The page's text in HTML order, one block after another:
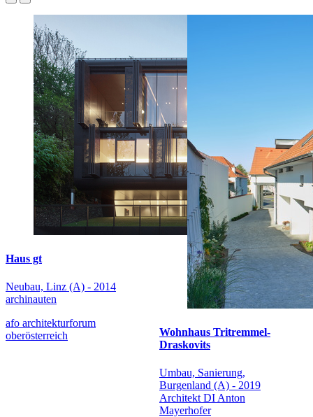
Haus gt
Neubau, Linz (A) - 2014
archinauten
afo architekturforum
oberösterreich
Wohnhaus Tritremmel-
Draskovits
Umbau, Sanierung,
Burgenland (A) - 2019
Architekt DI Anton
Mayerhofer